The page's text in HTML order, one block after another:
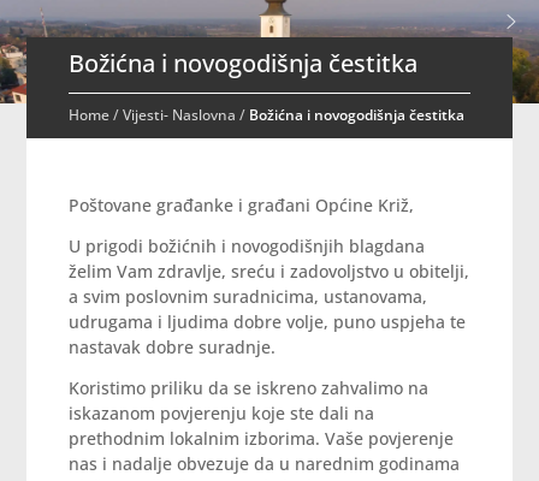
Božićna i novogodišnja čestitka
Home/Vijesti- Naslovna / Božićna i novogodišnja čestitka
Poštovane građanke i građani Općine Križ,
U prigodi božićnih i novogodišnjih blagdana
želim Vam zdravlje, sreću i zadovoljstvo u obitelji,
a svim poslovnim suradnicima, ustanovama,
udrugama i ljudima dobre volje, puno uspjeha te
nastavak dobre suradnje.
Koristimo priliku da se iskreno zahvalimo na
iskazanom povjerenju koje ste dali na
prethodnim lokalnim izborima. Vaše povjerenje
nas i nadalje obvezuje da u narednim godinama